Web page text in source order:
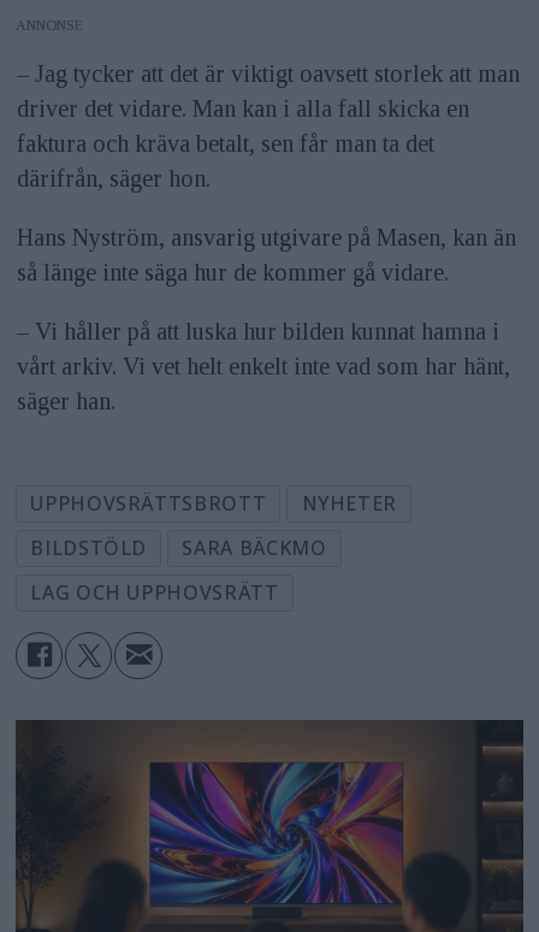
ANNONS
– Jag tycker att det är viktigt oavsett storlek att man
driver det vidare. Man kan i alla fall skicka en
faktura och kräva betalt, sen får man ta det
därifrån, säger hon.
Hans Nyström, ansvarig utgivare på Masen, kan än
så länge inte säga hur de kommer gå vidare.
– Vi håller på att luska hur bilden kunnat hamna i
vårt arkiv. Vi vet helt enkelt inte vad som har hänt,
säger han.
UPPHOVSRÄTTSBROTT
NYHETER
BILDSTÖLD
SARA BÄCKMO
LAG OCH UPPHOVSRÄTT